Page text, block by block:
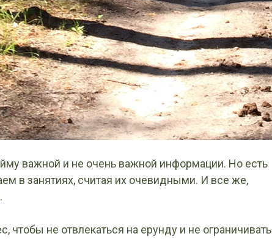
важной и не очень важной информации. Но есть
в занятиях, считая их очевидными. И все же,
чтобы не отвлекаться на ерунду и не ограничивать